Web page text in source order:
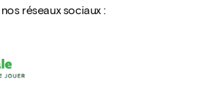
réseaux sociaux :